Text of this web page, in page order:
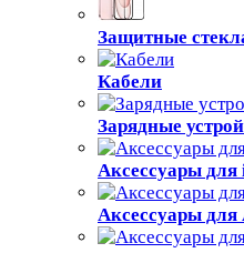
Защитные
Кабели
Зарядные
Аксессуары для
Аксессуары для